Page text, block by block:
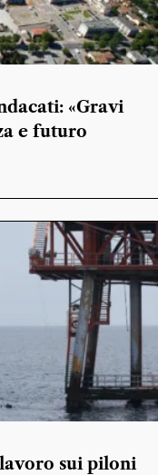
«Gravi
e futuro
sui piloni